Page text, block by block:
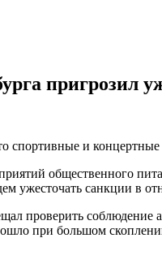
пригрозил
спортивные и
общественного
ужесточать санкции в
проверить
при большом